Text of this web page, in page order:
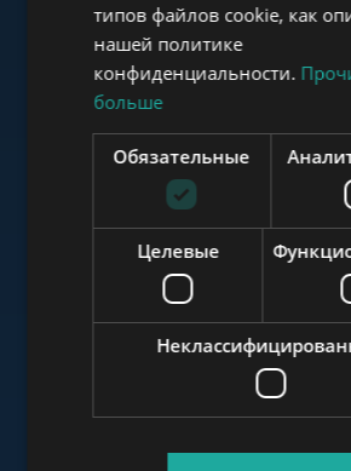
www.budapestoffices.net
типов файлов cookie, как
нашей политике
конфиденциальности.
больше
Обязательные
Целевые